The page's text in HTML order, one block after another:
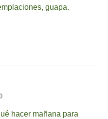
guapa.
hacer mañana para